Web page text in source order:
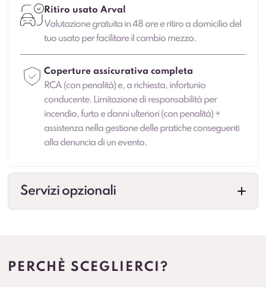
Ritiro usato Arval
Valutazione gratuita in 48 ore e ritiro a domicilio del
tuo usato per facilitare il cambio mezzo.
Coperture assicurativa completa
RCA (con penalità) e, a richiesta, infortunio
conducente. Limitazione di responsabilità per
incendio, furto e danni ulteriori (con penalità) +
assistenza nella gestione delle pratiche conseguenti
alla denuncia di un evento.
Servizi opzionali
all’attività). Prevedere collegamenti a landing.
PERCHÈ SCEGLIERCI?